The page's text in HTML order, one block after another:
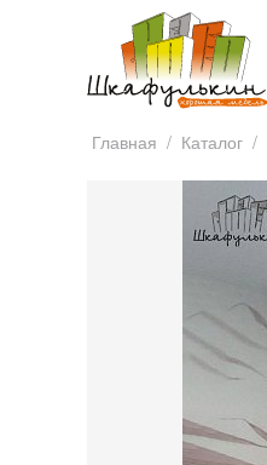
Главная / Каталог /